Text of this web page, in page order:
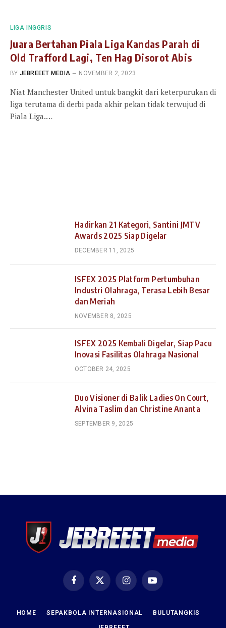
LIGA INGGRIS
Juara Bertahan Piala Liga Kandas Parah di
Old Trafford Lagi, Ten Hag Disorot Abis
BY JEBREEET MEDIA NOVEMBER 2, 2023
Niat Manchester United untuk bangkit dari keterpurukan di
liga terutama di derbi pada akhir pekan tidak terwujud di
Piala Liga.…
Hadirkan 21 Kategori, Santini JMTV
Awards 2025 Siap Digelar
DECEMBER 11, 2025
ISFEX 2025 Platform Pertumbuhan
Industri Olahraga, Terasa Lebih Besar
dan Meriah
NOVEMBER 8, 2025
ISFEX 2025 Kembali Digelar, Siap Pacu
Inovasi Fasilitas Olahraga Nasional
OCTOBER 24, 2025
Duo Visioner di Balik Ladies On Court,
Alvina Taslim dan Christine Ananta
SEPTEMBER 9, 2025
FacebookX
(Twitter)
InstagramYouTube
HOME SEPAKBOLA INTERNASIONAL BULUTANGKIS